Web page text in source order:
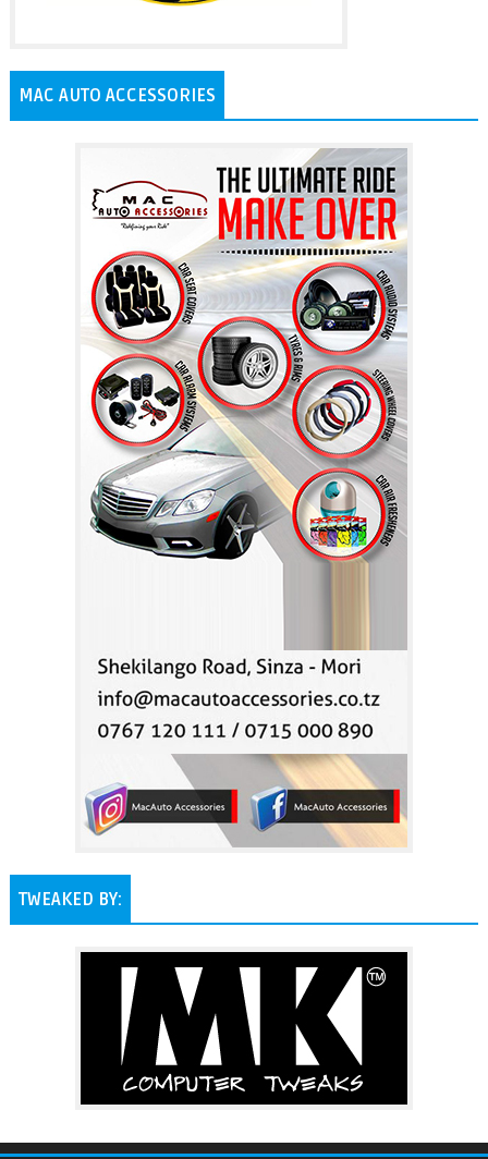
MAC AUTO ACCESSORIES
TWEAKED BY: